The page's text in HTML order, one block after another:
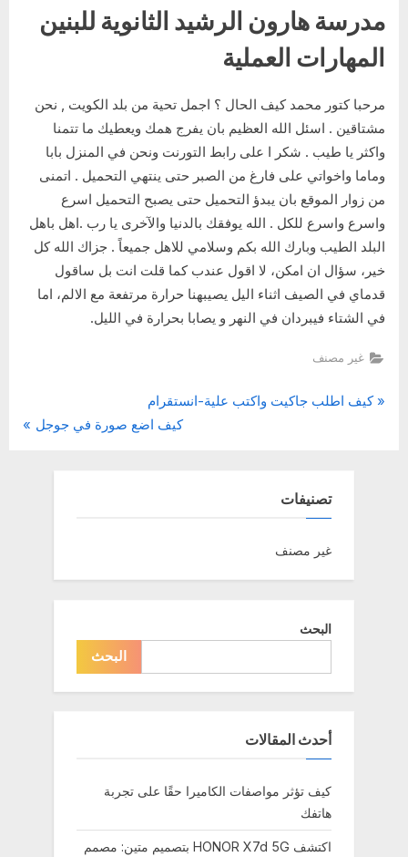
مدرسة هارون الرشيد الثانوية للبنين
المهارات العملية
مرحبا كتور محمد كيف الحال ؟ اجمل تحية من بلد الكويت , نحن
مشتاقين . اسئل الله العظيم بان يفرج همك ويعطيك ما تتمنا
واكثر يا طيب . شكر ا على رابط التورنت ونحن في المنزل بابا
وماما واخواتي على فارغ من الصبر حتى ينتهي التحميل . اتمنى
من زوار الموقع بان يبدؤ التحميل حتى يصبح التحميل اسرع
واسرع واسرع للكل . الله يوفقك بالدنيا والآخرى يا رب .اهل باهل
البلد الطيب وبارك الله بكم وسلامي للاهل جميعاً . جزاك الله كل
خير، سؤال ان امكن، لا اقول عندب كما قلت انت بل ساقول
قدماي في الصيف اثناء اليل يصيبهنا حرارة مرتفعة مع الالم، اما
في الشتاء فيبردان في النهر و يصابا بحرارة في الليل.
غير مصنف
تصفّح
P
كيف اطلب جاكيت واكتب علية-انستقرام
N
كيف اضع صورة في جوجل
تصنيفات
غير مصنف
البحث
البحث
أحدث المقالات
كيف تؤثر مواصفات الكاميرا حقًا على تجربة
هاتفك
اكتشف HONOR X7d 5G بتصميم متين: مصمم